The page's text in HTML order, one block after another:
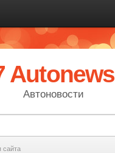
Autonews
Автоновости
сайта